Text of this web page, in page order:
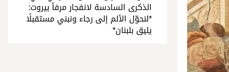
الذكرى السادسة لانفجار مرفأ بيروت:
*لنحوّل الألم إلى رجاء ونبني مستقبلًا
يليق بلبنان*